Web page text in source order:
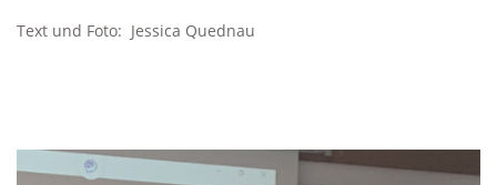
Text und Foto: Jessica Quednau